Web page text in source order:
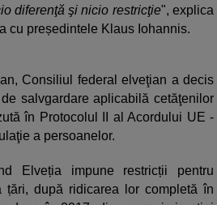
diferenţă şi nicio restricţie", explica
cu președintele Klaus Iohannis.
Consiliul federal elveţian a decis
salvgardare aplicabilă cetăţenilor
în Protocolul II al Acordului UE -
a persoanelor.
Elveția impune restricții pentru
țări, după ridicarea lor completă în